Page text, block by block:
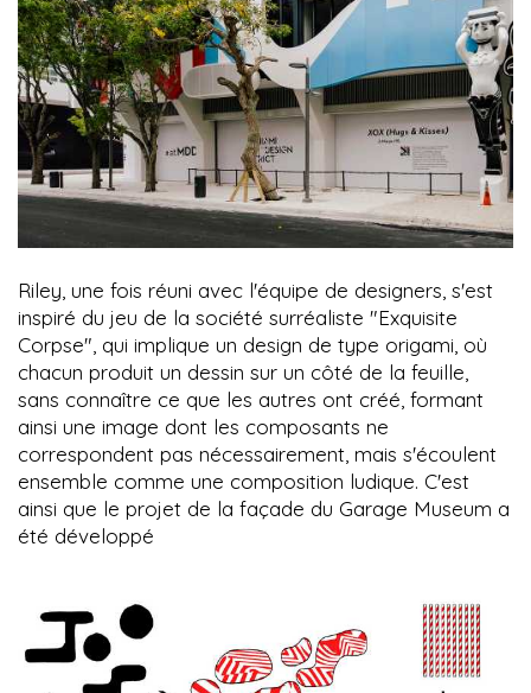
Riley, une fois réuni avec l'équipe de designers, s'est
inspiré du jeu de la société surréaliste "Exquisite
Corpse", qui implique un design de type origami, où
chacun produit un dessin sur un côté de la feuille,
sans connaître ce que les autres ont créé, formant
ainsi une image dont les composants ne
correspondent pas nécessairement, mais s'écoulent
ensemble comme une composition ludique. C'est
ainsi que le projet de la façade du Garage Museum a
été développé